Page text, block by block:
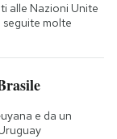
alle Nazioni Unite
molte
e da un